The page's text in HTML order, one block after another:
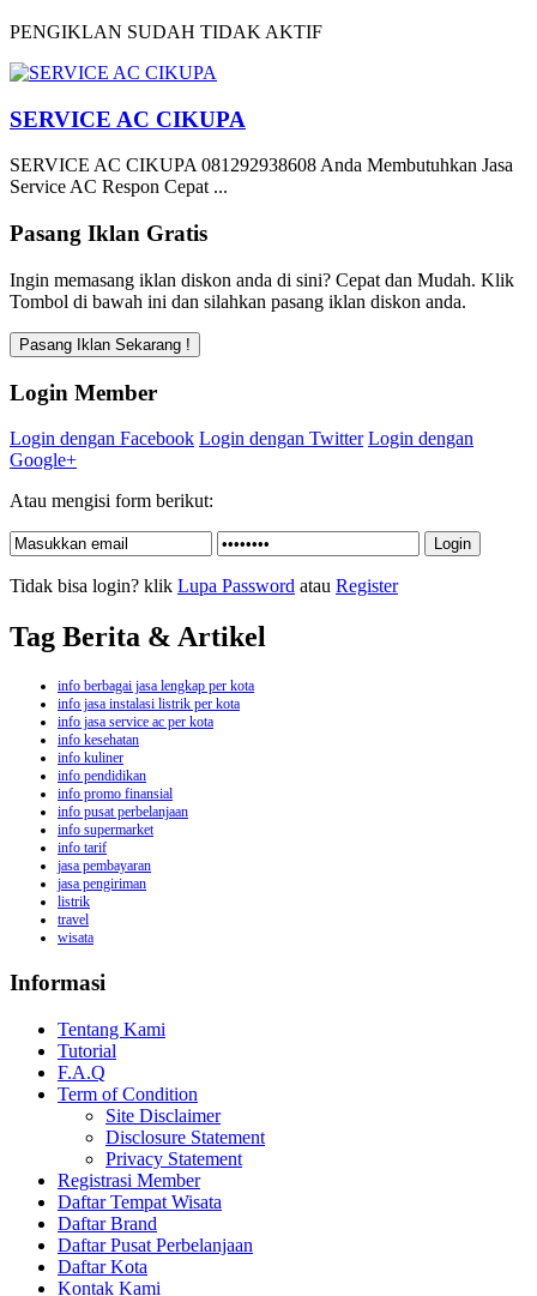
PENGIKLAN SUDAH TIDAK AKTIF
SERVICE AC CIKUPA
SERVICE AC CIKUPA 081292938608 Anda Membutuhkan Jasa
Service AC Respon Cepat ...
Pasang Iklan Gratis
Ingin memasang iklan diskon anda di sini? Cepat dan Mudah. Klik
Tombol di bawah ini dan silahkan pasang iklan diskon anda.
Login Member
Login dengan Facebook Login dengan Twitter Login dengan
Google+
Atau mengisi form berikut:
Tidak bisa login? klik Lupa Password atau Register
Tag Berita & Artikel
info berbagai jasa lengkap per kota
info jasa instalasi listrik per kota
info jasa service ac per kota
info kesehatan
info kuliner
info pendidikan
info promo finansial
info pusat perbelanjaan
info supermarket
info tarif
jasa pembayaran
jasa pengiriman
listrik
travel
wisata
Informasi
Tentang Kami
Tutorial
F.A.Q
Term of Condition
Site Disclaimer
Disclosure Statement
Privacy Statement
Registrasi Member
Daftar Tempat Wisata
Daftar Brand
Daftar Pusat Perbelanjaan
Daftar Kota
Kontak Kami